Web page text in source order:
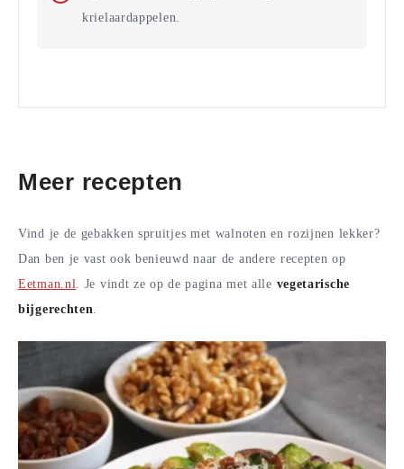
krielaardappelen.
Meer recepten
Vind je de gebakken spruitjes met walnoten en rozijnen lekker?
Dan ben je vast ook benieuwd naar de andere recepten op
Eetman.nl
. Je vindt ze op de pagina met alle vegetarische
bijgerechten